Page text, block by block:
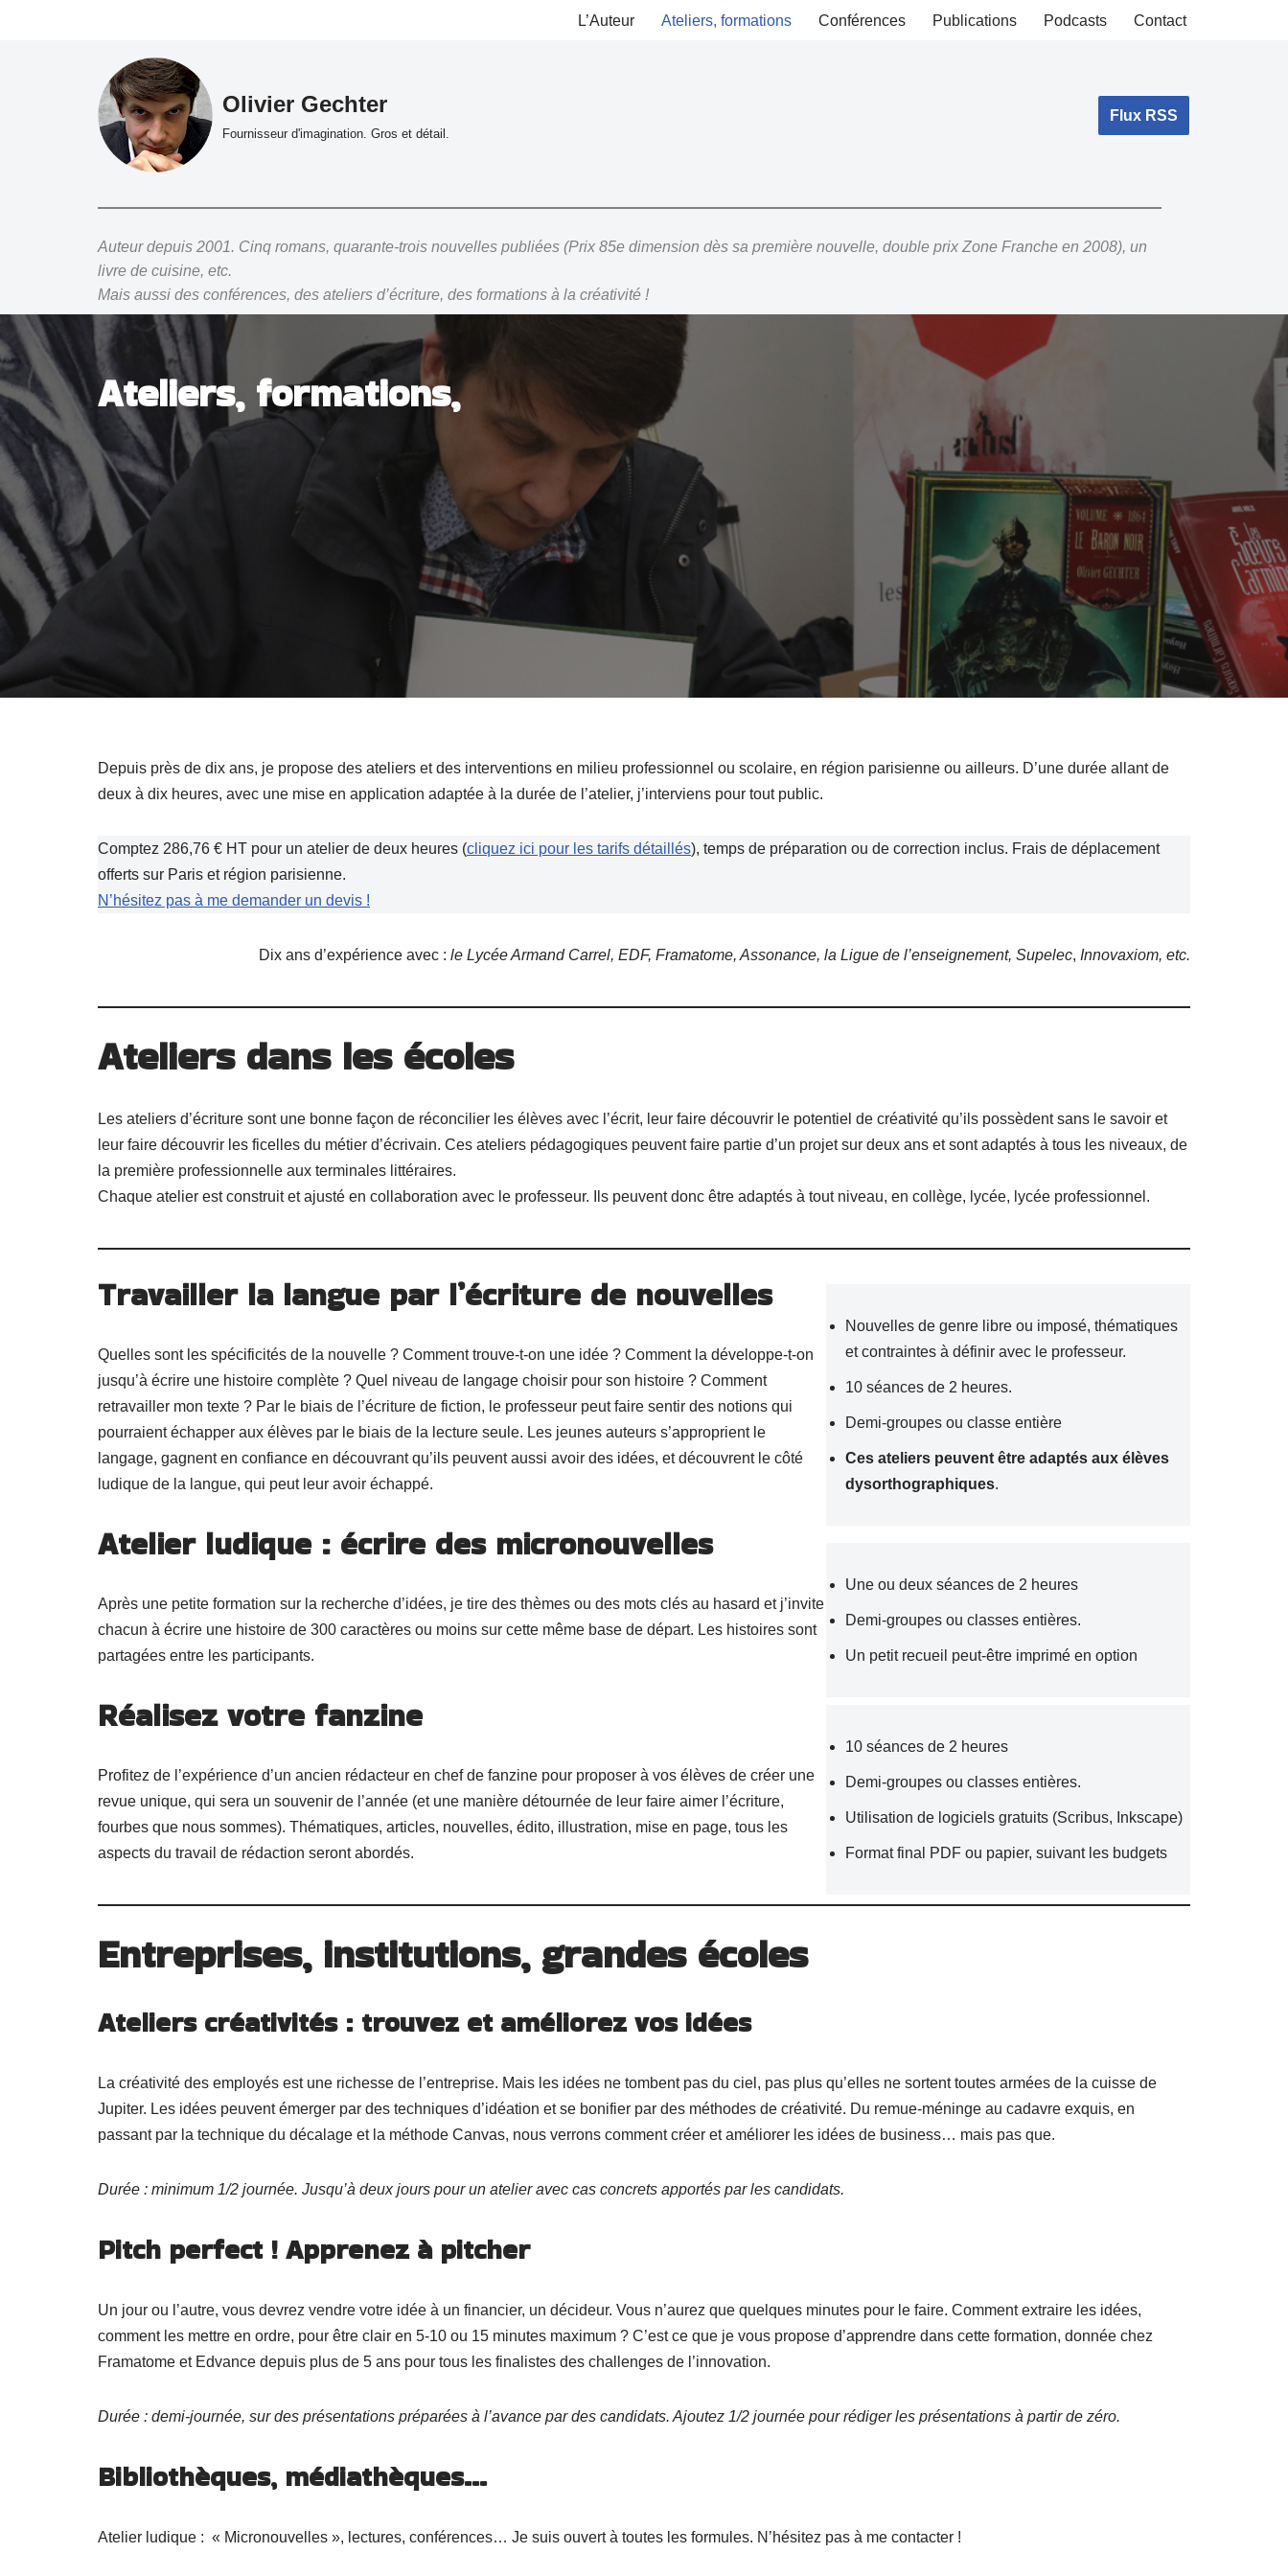
L’Auteur Ateliers, formations Conférences Publications Podcasts Contact
Olivier Gechter
Fournisseur d'imagination. Gros et détail.
Flux RSS
Auteur depuis 2001. Cinq romans, quarante-trois nouvelles publiées (Prix 85e dimension dès sa première nouvelle, double prix Zone Franche en 2008), un
livre de cuisine, etc.
Mais aussi des conférences, des ateliers d’écriture, des formations à la créativité !
Ateliers, formations,
Depuis près de dix ans, je propose des ateliers et des interventions en milieu professionnel ou scolaire, en région parisienne ou ailleurs. D’une durée allant de
deux à dix heures, avec une mise en application adaptée à la durée de l’atelier, j’interviens pour tout public.
Comptez 286,76 € HT pour un atelier de deux heures (cliquez ici pour les tarifs détaillés), temps de préparation ou de correction inclus. Frais de déplacement
offerts sur Paris et région parisienne.
N’hésitez pas à me demander un devis !
Dix ans d’expérience avec : le Lycée Armand Carrel, EDF, Framatome, Assonance, la Ligue de l’enseignement, Supelec, Innovaxiom, etc.
Ateliers dans les écoles
Les ateliers d’écriture sont une bonne façon de réconcilier les élèves avec l’écrit, leur faire découvrir le potentiel de créativité qu’ils possèdent sans le savoir et
leur faire découvrir les ficelles du métier d’écrivain. Ces ateliers pédagogiques peuvent faire partie d’un projet sur deux ans et sont adaptés à tous les niveaux, de
la première professionnelle aux terminales littéraires.
Chaque atelier est construit et ajusté en collaboration avec le professeur. Ils peuvent donc être adaptés à tout niveau, en collège, lycée, lycée professionnel.
Travailler la langue par l’écriture de nouvelles
Quelles sont les spécificités de la nouvelle ? Comment trouve-t-on une idée ? Comment la développe-t-on
jusqu’à écrire une histoire complète ? Quel niveau de langage choisir pour son histoire ? Comment
retravailler mon texte ? Par le biais de l’écriture de fiction, le professeur peut faire sentir des notions qui
pourraient échapper aux élèves par le biais de la lecture seule. Les jeunes auteurs s’approprient le
langage, gagnent en confiance en découvrant qu’ils peuvent aussi avoir des idées, et découvrent le côté
ludique de la langue, qui peut leur avoir échappé.
Nouvelles de genre libre ou imposé, thématiques
et contraintes à définir avec le professeur.
10 séances de 2 heures.
Demi-groupes ou classe entière
Ces ateliers peuvent être adaptés aux élèves
dysorthographiques.
Atelier ludique : écrire des micronouvelles
Après une petite formation sur la recherche d’idées, je tire des thèmes ou des mots clés au hasard et j’invite
chacun à écrire une histoire de 300 caractères ou moins sur cette même base de départ. Les histoires sont
partagées entre les participants.
Une ou deux séances de 2 heures
Demi-groupes ou classes entières.
Un petit recueil peut-être imprimé en option
Réalisez votre fanzine
Profitez de l’expérience d’un ancien rédacteur en chef de fanzine pour proposer à vos élèves de créer une
revue unique, qui sera un souvenir de l’année (et une manière détournée de leur faire aimer l’écriture,
fourbes que nous sommes). Thématiques, articles, nouvelles, édito, illustration, mise en page, tous les
aspects du travail de rédaction seront abordés.
10 séances de 2 heures
Demi-groupes ou classes entières.
Utilisation de logiciels gratuits (Scribus, Inkscape)
Format final PDF ou papier, suivant les budgets
Entreprises, institutions, grandes écoles
Ateliers créativités : trouvez et améliorez vos idées
La créativité des employés est une richesse de l’entreprise. Mais les idées ne tombent pas du ciel, pas plus qu’elles ne sortent toutes armées de la cuisse de
Jupiter. Les idées peuvent émerger par des techniques d’idéation et se bonifier par des méthodes de créativité. Du remue-méninge au cadavre exquis, en
passant par la technique du décalage et la méthode Canvas, nous verrons comment créer et améliorer les idées de business… mais pas que.
Durée : minimum 1/2 journée. Jusqu’à deux jours pour un atelier avec cas concrets apportés par les candidats.
Pitch perfect ! Apprenez à pitcher
Un jour ou l’autre, vous devrez vendre votre idée à un financier, un décideur. Vous n’aurez que quelques minutes pour le faire. Comment extraire les idées,
comment les mettre en ordre, pour être clair en 5-10 ou 15 minutes maximum ? C’est ce que je vous propose d’apprendre dans cette formation, donnée chez
Framatome et Edvance depuis plus de 5 ans pour tous les finalistes des challenges de l’innovation.
Durée : demi-journée, sur des présentations préparées à l’avance par des candidats. Ajoutez 1/2 journée pour rédiger les présentations à partir de zéro.
Bibliothèques, médiathèques…
Atelier ludique : « Micronouvelles », lectures, conférences… Je suis ouvert à toutes les formules. N’hésitez pas à me contacter !